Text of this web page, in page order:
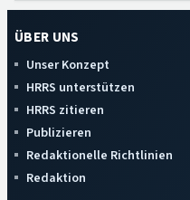
ÜBER UNS
Unser Konzept
HRRS unterstützen
HRRS zitieren
Publizieren
Redaktionelle Richtlinien
Redaktion